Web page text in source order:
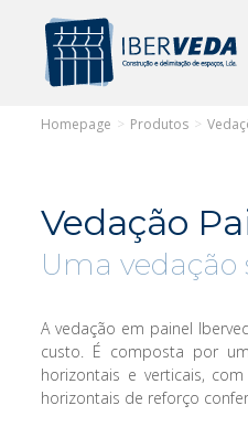
Homepage > Produtos >
Vedação
Uma vedação
A vedação em painel
custo. É composta por
horizontais e verticais,
horizontais de reforço